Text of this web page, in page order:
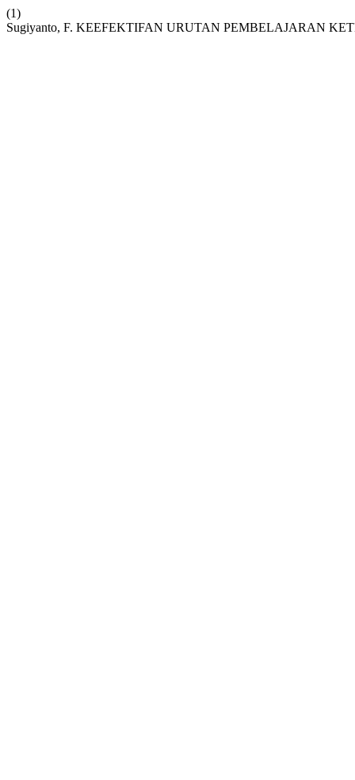
(1)
Sugiyanto, F. KEEFEKTIFAN URUTAN PEMBELAJARAN